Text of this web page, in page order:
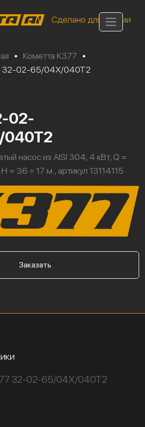
Сделано для России
• Кометта К377
•
32-02-65/04Х/040Т2
02-
насос из AISI 304, 4 кВт, Q =
= 36 ÷ 17 м., артикул 13114115
Заказать
32-02-65/04Х/040Т2